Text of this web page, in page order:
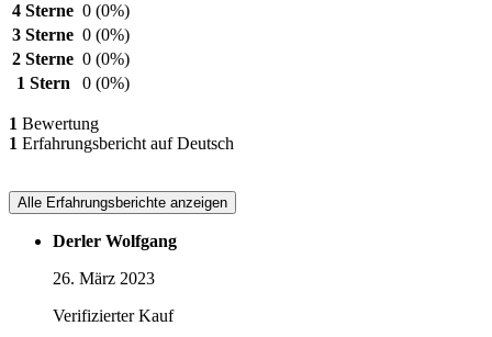
4 Sterne 0 (0%)
3 Sterne 0 (0%)
2 Sterne 0 (0%)
1 Stern
0 (0%)
1 Bewertung
1 Erfahrungsbericht auf Deutsch
Alle Erfahrungsberichte anzeigen
Derler Wolfgang
26. März 2023
Verifizierter Kauf